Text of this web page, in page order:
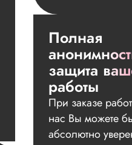
Полная
защита
работы
При заказе
нас Вы можете
абсолютно